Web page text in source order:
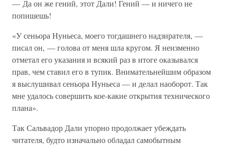
— Да он же гений, этот Дали! Гений — и ничего не
попишешь!
«У сеньора Нуньеса, моего тогдашнего надзирателя, —
писал он, — голова от меня шла кругом. Я неизменно
отметал его указания и всякий раз в итоге оказывался
прав, чем ставил его в тупик. Внимательнейшим образом
я выслушивал сеньора Нуньеса — и делал наоборот. Так
мне удалось совершить кое-какие открытия технического
плана».
Так Сальвадор Дали упорно продолжает убеждать
читателя, будто изначально обладал самобытным